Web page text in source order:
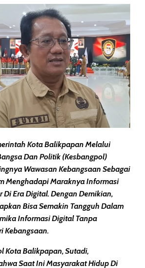
Kota Balikpapan Melalui
Dan Politik (Kesbangpol)
Wawasan Kebangsaan Sebagai
Menghadapi Maraknya Informasi
Di Era Digital. Dengan Demikian,
Bisa Semakin Tangguh Dalam
Informasi Digital Tanpa
Kebangsaan.
Kota Balikpapan, Sutadi,
Saat Ini Masyarakat Hidup Di